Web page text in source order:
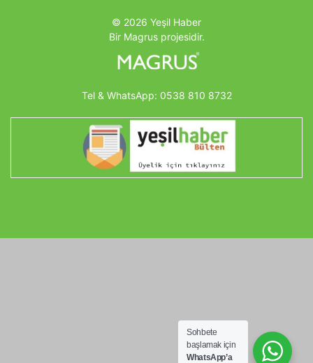
© 2026 Yeşil Haber
Bir Magrus projesidir.
Tel & WhatsApp: 0538 810 8732
Sohbete
başlamak için
WhatsApp’a